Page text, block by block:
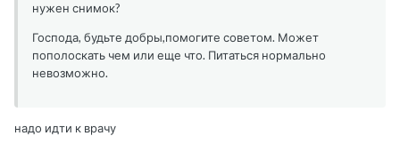
нужен снимок?
Господа, будьте добры,помогите советом. Может
пополоскать чем или еще что. Питаться нормально
невозможно.
надо идти к врачу